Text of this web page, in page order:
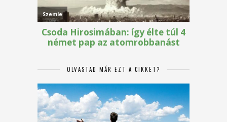
OLVASTAD MÁR EZT A CIKKET?